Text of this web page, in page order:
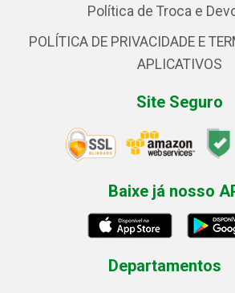
Política de Troca e
POLÍTICA DE PRIVACIDADE E
APLICATIVOS
Site Seguro
Baixe já nosso
Departamentos